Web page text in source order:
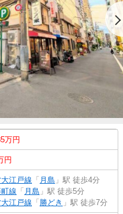
万円
円
江戸線 「 月島 」駅 徒歩4分
線 「 月島 」駅 徒歩5分
江戸線 「 勝どき 」駅 徒歩7分